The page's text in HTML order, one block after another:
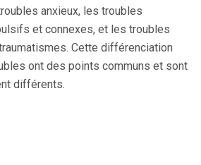
anxieux, les troubles
et connexes, et les troubles
Cette différenciation
ont des points communs et sont
différents.